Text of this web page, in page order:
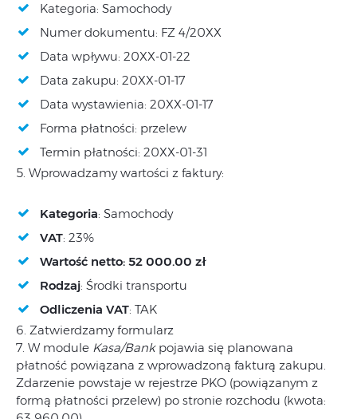
Kategoria: Samochody
Numer dokumentu: FZ 4/20XX
Data wpływu: 20XX-01-22
Data zakupu: 20XX-01-17
Data wystawienia: 20XX-01-17
Forma płatności: przelew
Termin płatności: 20XX-01-31
5. Wprowadzamy wartości z faktury:
Kategoria: Samochody
VAT: 23%
Wartość netto: 52 000.00 zł
Rodzaj: Środki transportu
Odliczenia VAT: TAK
6. Zatwierdzamy formularz
7. W module Kasa/Bankpojawia się planowana
płatność powiązana z wprowadzoną fakturą zakupu.
Zdarzenie powstaje w rejestrze PKO (powiązanym z
formą płatności przelew) po stronie rozchodu (kwota: